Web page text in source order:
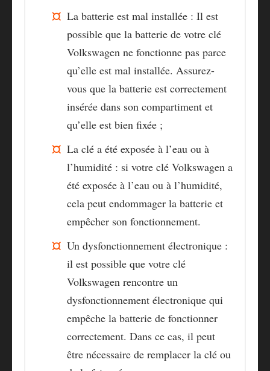
La batterie est mal installée : Il est
possible que la batterie de votre clé
Volkswagen ne fonctionne pas parce
qu’elle est mal installée. Assurez-
vous que la batterie est correctement
insérée dans son compartiment et
qu’elle est bien fixée ;
La clé a été exposée à l’eau ou à
l’humidité : si votre clé Volkswagen a
été exposée à l’eau ou à l’humidité,
cela peut endommager la batterie et
empêcher son fonctionnement.
Un dysfonctionnement électronique :
il est possible que votre clé
Volkswagen rencontre un
dysfonctionnement électronique qui
empêche la batterie de fonctionner
correctement. Dans ce cas, il peut
être nécessaire de remplacer la clé ou